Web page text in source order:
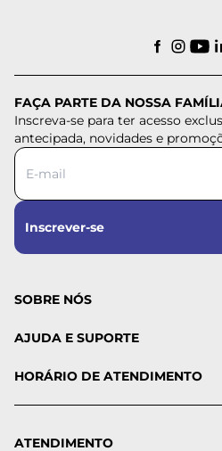
FAÇA PARTE DA NOSSA
Inscreva-se para ter acesso
antecipada, novidades e
Inscrever-se
SOBRE NÓS
AJUDA E SUPORTE
HORÁRIO DE ATENDIMENTO
ATENDIMENTO